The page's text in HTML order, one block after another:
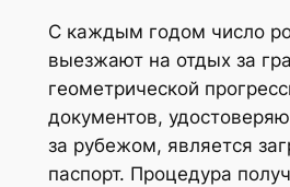
С каждым годом число
выезжают на отдых за
геометрической
документов,
за рубежом, является
паспорт. Процедура